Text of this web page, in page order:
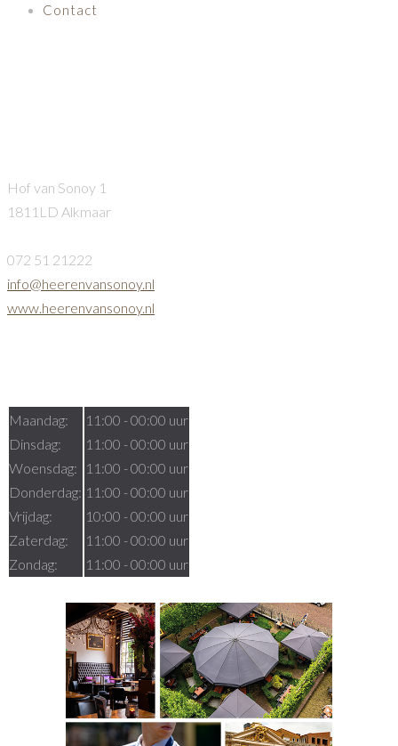
Contact
Hof van Sonoy 1
1811LD Alkmaar
072 51 21222
info@heerenvansonoy.nl
www.heerenvansonoy.nl
Maandag:
Dinsdag:
Woensdag:
Donderdag:
Vrijdag:
Zaterdag:
Zondag:
11:00 - 00:00 uur
11:00 - 00:00 uur
11:00 - 00:00 uur
11:00 - 00:00 uur
10:00 - 00:00 uur
11:00 - 00:00 uur
11:00 - 00:00 uur